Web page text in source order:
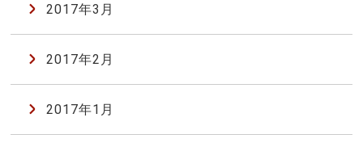
2017年3月
2017年2月
2017年1月